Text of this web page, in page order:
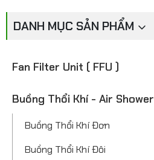
DANH MỤC SẢN PHẨM
Fan Filter Unit ( FFU )
Buồng Thổi Khí - Air Shower
Buồng Thổi Khí Đơn
Buồng Thổi Khí Đôi